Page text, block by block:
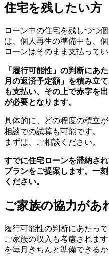
住宅を残したい方
ローン中の住宅を残しつつ
は、個人再生の準備中も、
ローンはそのまま支払ってい
「履行可能性」の判断にあ
月の返済予定額」を積み立
も支払い、その上で赤字を
が必要となります。
具体的に、どの程度の積立
相談での試算も可能です。
まずは、ご相談ください。
すでに住宅ローンを滞納さ
プランをご提案します。一
ください。
ご家族の協力があ
履行可能性の判断にあたっ
ご家族の収入も考慮されま
を毎月きちんと準備できる